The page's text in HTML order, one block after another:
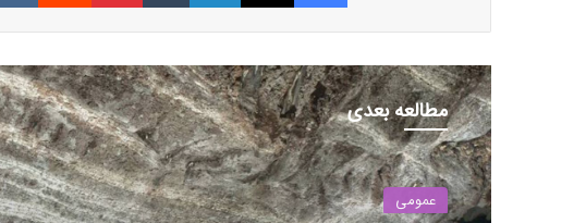
مطالعه بعدی
عمومی